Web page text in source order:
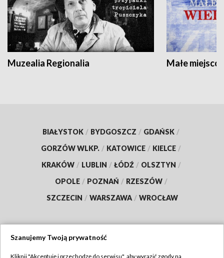
Muzealia Regionalia Małe
BIAŁYSTOK / BYDGOSZCZ / GDAŃSK /
GORZÓW WLKP. / KATOWICE / KIELCE /
KRAKÓW / LUBLIN / ŁÓDŹ / OLSZTYN /
OPOLE / POZNAŃ / RZESZÓW /
SZCZECIN / WARSZAWA / WROCŁAW
Szanujemy Twoją prywatność
Kliknij "Akceptuję i przechodzę do serwisu", aby wyrazić zgody na